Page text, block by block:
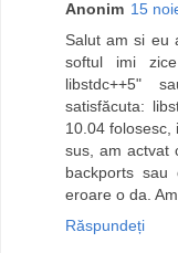
Anonim 15
Salut am si eu
softul imi
libstdc++5"
satisfăcuta:
10.04 folosesc,
sus, am actvat
backports
eroare o da.
Răspundeți